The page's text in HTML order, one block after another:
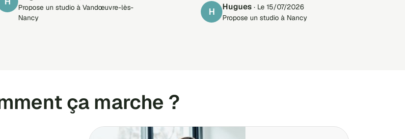
Propose un studio à Vandœuvre-lès-
Nancy
H Hugues · Le 15/07/2026
Propose un studio à Nancy
ça marche ?